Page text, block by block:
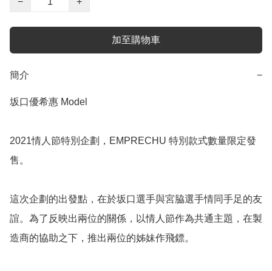
加至購物車
簡介 −
坂口優希惠 Model
2021情人節特別企劃，EMPRECHU 特別款式數量限定發
售。
這次企劃的出發點，在於坂口選手與宮脇選手情同手足的友
誼。為了反映出兩位的關係，以情人節作為共通主題，在製
造商的協助之下，推出兩位的姊妹作飛鏢。